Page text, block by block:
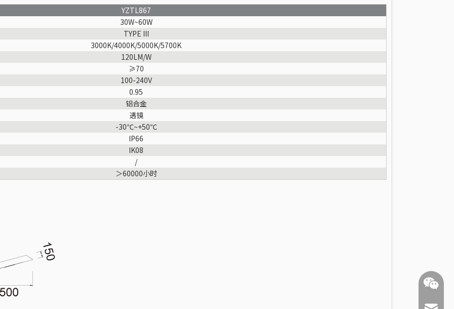
YZTL867
30W~60W
TYPE III
3000K/4000K/5000K/5700K
120LM/W
≥70
100-240V
0.95
铝合金
透镜
-30℃~+50℃
IP66
IK08
/
＞60000小时